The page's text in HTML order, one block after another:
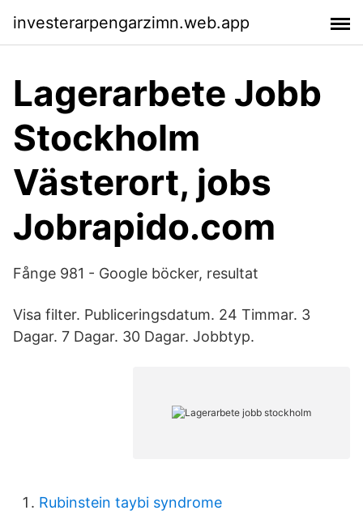
investerarpengarzimn.web.app
Lagerarbete Jobb
Stockholm
Västerort, jobs
Jobrapido.com
Fånge 981 - Google böcker, resultat
Visa filter. Publiceringsdatum. 24 Timmar. 3
Dagar. 7 Dagar. 30 Dagar. Jobbtyp.
Rubinstein taybi syndrome